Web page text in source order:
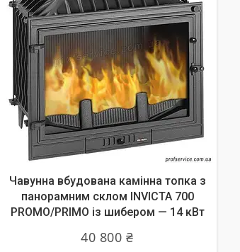
Чавунна вбудована камінна топка з
панорамним склом INVICTA 700
PROMO/PRIMO із шибером — 14 кВт
40 800 ₴